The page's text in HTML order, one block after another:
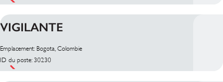
VIGILANTE
Emplacement: Bogota, Colombie
ID du poste: 30230